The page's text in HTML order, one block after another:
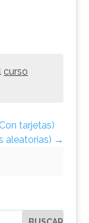
curso
tarjetas)
aleatorias)